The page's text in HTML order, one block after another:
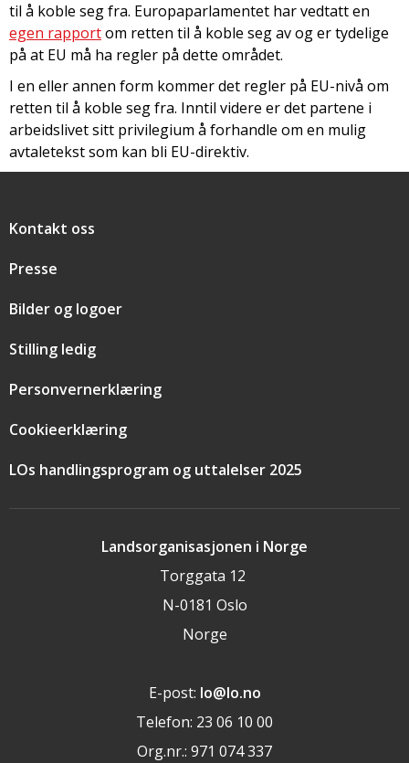
til å koble seg fra. Europaparlamentet har vedtatt en
egen rapportom retten til å koble seg av og er tydelige
på at EU må ha regler på dette området.
I en eller annen form kommer det regler på EU-nivå om
retten til å koble seg fra. Inntil videre er det partene i
arbeidslivet sitt privilegium å forhandle om en mulig
avtaletekst som kan bli EU-direktiv.
Landsorganisasjonen i Norge
Torggata 12
N-0181 Oslo
Norge
E-post: lo@lo.no
Telefon: 23 06 10 00
Org.nr.: 971 074 337
Snarveier
Kontakt oss
Presse
Bilder og logoer
Stilling ledig
Personvernerklæring
Cookieerklæring
LOs handlingsprogram og uttalelser 2025